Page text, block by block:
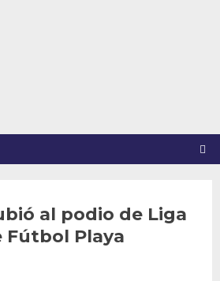
al podio de Liga
Fútbol Playa